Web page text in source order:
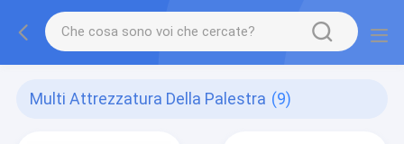
Multi Attrezzatura Della Palestra (9)